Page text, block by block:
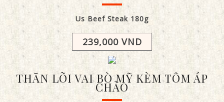
Us Beef Steak 180g
239,000 VND
THĂN LÕI VAI BÒ MỸ KÈM TÔM ÁP
CHẢO